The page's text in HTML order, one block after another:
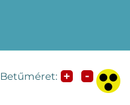
Betűméret: + -